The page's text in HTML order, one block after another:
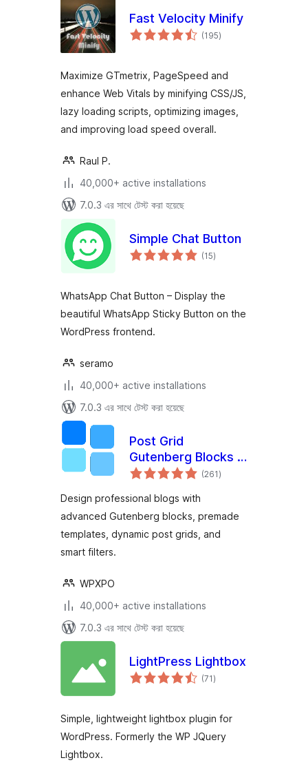
Fast Velocity Minify
(195total
ratings
)
Maximize GTmetrix, PageSpeed and
enhance Web Vitals by minifying CSS/JS,
lazy loading scripts, optimizing images,
and improving load speed overall.
Raul P.
40,000+ active installations
7.0.3 এর সাথে টেস্ট করা হয়েছে
Simple Chat Button
(15total
ratings
)
WhatsApp Chat Button – Display the
beautiful WhatsApp Sticky Button on the
WordPress frontend.
seramo
40,000+ active installations
7.0.3 এর সাথে টেস্ট করা হয়েছে
Post Grid
Gutenberg Blocks –
PostX
(261total
ratings
)
Design professional blogs with
advanced Gutenberg blocks, premade
templates, dynamic post grids, and
smart filters.
WPXPO
40,000+ active installations
7.0.3 এর সাথে টেস্ট করা হয়েছে
LightPress Lightbox
(71total
ratings
)
Simple, lightweight lightbox plugin for
WordPress. Formerly the WP JQuery
Lightbox.